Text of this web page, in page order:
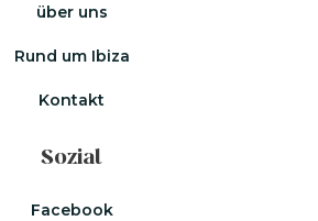
über uns
Rund um Ibiza
Kontakt
Sozial
Facebook